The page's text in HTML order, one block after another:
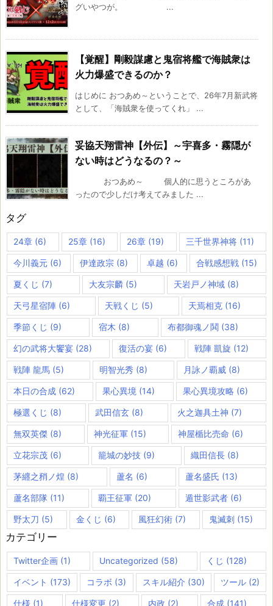
グいやつが。 ...
【覚醒】剛毅謀慮と鬼宿将艦で海賊衆は
火力爆盛できるのか？
はじめに おつあめ～ということで、26年7月新武将
として、「海賊衆を使ってくれ」 ...
妥協天翔雷神【外伝】～宇喜多・霧隠が
ない時はどうなるの？～
おつあめ～ 個人的に思うところがあ
ったので少しだけ考えてみました ...
タグ
24章 (6) 25章(16) 26章 (19) 三千世界神将(11)
今川義元 (6) 伊達政宗 (8) 卓越 (6) 合戦感想戦(15)
夏くじ (7) 大友宗麟 (5) 天岩戸ノ神域 (8)
天弓星宿陣 (6) 天戦くじ (5) 天焉相克(16)
季節くじ (9) 宿木 (8) 布都御魂ノ鬨(38)
幻の武将大饗宴 (28) 復活の宴 (6) 戦陣 凱旋 (12)
戦陣 龍馬 (5) 明智光秀 (8) 月詠ノ覇威(8)
本日の合成 (62) 果心異境 (14) 果心異境攻略 (6)
極選くじ (8) 武田信玄 (8) 火之迦具土神 (7)
無双英傑 (8) 神光征軍(15) 神屋楯比売命 (6)
立花宗茂 (6) 籠城の妙技(9) 織田信長 (8)
茅纒之矟ノ煌 (8) 蘆名 (6) 蘆名盛氏 (13)
蘆名部隊 (11) 覇王征軍 (20) 遁世影武者(6)
野太刀 (5) 金くじ (6) 風狂幻術 (7) 鬼滅刺(15)
カテゴリー
Twitter企画 (1) Uncategorized (58) くじ (128)
イベント (173) コラボ (3) スキル紹介 (30) ツール(2)
仕様 (1) 仕様変更 (2) 内政 (2) 合成 (141)